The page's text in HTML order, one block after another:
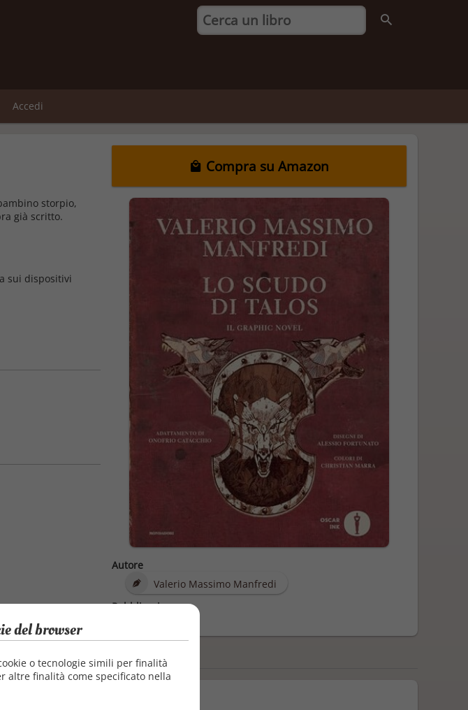
Accedi
Compra su Amazon
Autore
Valerio Massimo Manfredi
Pubblicazione
storpio,
già scritto.
sui dispositivi
del browser
o tecnologie simili per finalità
altre finalità come specificato nella